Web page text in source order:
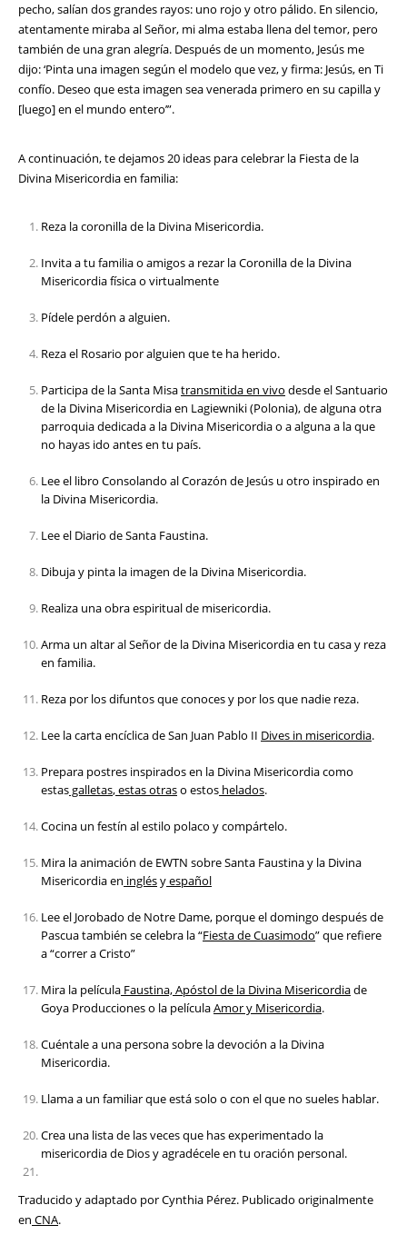
pecho, salían dos grandes rayos: uno rojo y otro pálido. En silencio,
atentamente miraba al Señor, mi alma estaba llena del temor, pero
también de una gran alegría. Después de un momento, Jesús me
dijo: ‘Pinta una imagen según el modelo que vez, y firma: Jesús, en Ti
confío. Deseo que esta imagen sea venerada primero en su capilla y
[luego] en el mundo entero’”.
A continuación, te dejamos 20 ideas para celebrar la Fiesta de la
Divina Misericordia en familia:
Reza la coronilla de la Divina Misericordia.
Invita a tu familia o amigos a rezar la Coronilla de la Divina
Misericordia física o virtualmente
Pídele perdón a alguien.
Reza el Rosario por alguien que te ha herido.
Participa de la Santa Misatransmitida en vivo desde el Santuario
de la Divina Misericordia en Lagiewniki (Polonia), de alguna otra
parroquia dedicada a la Divina Misericordia o a alguna a la que
no hayas ido antes en tu país.
Lee el libro Consolando al Corazón de Jesús u otro inspirado en
la Divina Misericordia.
Lee el Diario de Santa Faustina.
Dibuja y pinta la imagen de la Divina Misericordia.
Realiza una obra espiritual de misericordia.
Arma un altar al Señor de la Divina Misericordia en tu casa y reza
en familia.
Reza por los difuntos que conoces y por los que nadie reza.
Lee la carta encíclica de San Juan Pablo II Dives in misericordia.
Prepara postres inspirados en la Divina Misericordia como
estasgalletas,estas otraso estos helados.
Cocina un festín al estilo polaco y compártelo.
Mira la animación de EWTN sobre Santa Faustina y la Divina
Misericordia en inglésyespañol
Lee el Jorobado de Notre Dame, porque el domingo después de
Pascua también se celebra la “Fiesta de Cuasimodo” que refiere
a “correr a Cristo”
Mira la película Faustina, Apóstol de la Divina Misericordiade
Goya Producciones o la películaAmor y Misericordia.
Cuéntale a una persona sobre la devoción a la Divina
Misericordia.
Llama a un familiar que está solo o con el que no sueles hablar.
Crea una lista de las veces que has experimentado la
misericordia de Dios y agradécele en tu oración personal.
Traducido y adaptado por Cynthia Pérez. Publicado originalmente
en CNA.